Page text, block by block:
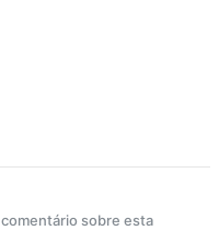
sobre esta